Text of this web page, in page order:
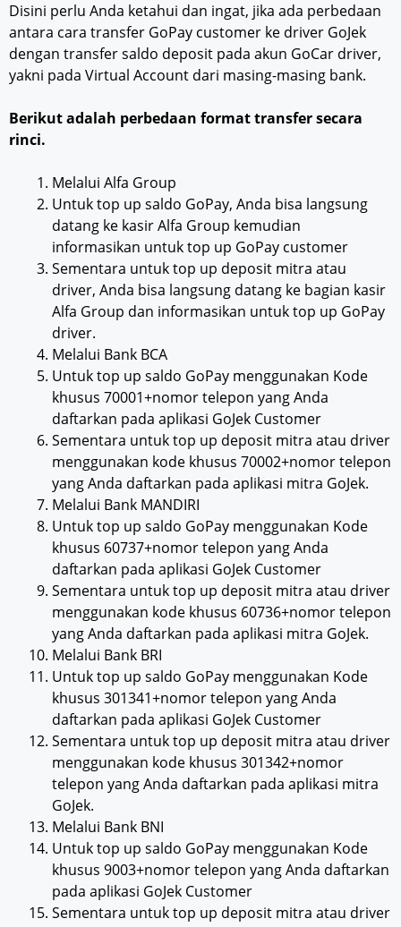
Disini perlu Anda ketahui dan ingat, jika ada perbedaan
antara cara transfer GoPay customer ke driver GoJek
dengan transfer saldo deposit pada akun GoCar driver,
yakni pada Virtual Account dari masing-masing bank.
Berikut adalah perbedaan format transfer secara
rinci.
Melalui Alfa Group
Untuk top up saldo GoPay, Anda bisa langsung
datang ke kasir Alfa Group kemudian
informasikan untuk top up GoPay customer
Sementara untuk top up deposit mitra atau
driver, Anda bisa langsung datang ke bagian kasir
Alfa Group dan informasikan untuk top up GoPay
driver.
Melalui Bank BCA
Untuk top up saldo GoPay menggunakan Kode
khusus 70001+nomor telepon yang Anda
daftarkan pada aplikasi GoJek Customer
Sementara untuk top up deposit mitra atau driver
menggunakan kode khusus 70002+nomor telepon
yang Anda daftarkan pada aplikasi mitra GoJek.
Melalui Bank MANDIRI
Untuk top up saldo GoPay menggunakan Kode
khusus 60737+nomor telepon yang Anda
daftarkan pada aplikasi GoJek Customer
Sementara untuk top up deposit mitra atau driver
menggunakan kode khusus 60736+nomor telepon
yang Anda daftarkan pada aplikasi mitra GoJek.
Melalui Bank BRI
Untuk top up saldo GoPay menggunakan Kode
khusus 301341+nomor telepon yang Anda
daftarkan pada aplikasi GoJek Customer
Sementara untuk top up deposit mitra atau driver
menggunakan kode khusus 301342+nomor
telepon yang Anda daftarkan pada aplikasi mitra
GoJek.
Melalui Bank BNI
Untuk top up saldo GoPay menggunakan Kode
khusus 9003+nomor telepon yang Anda daftarkan
pada aplikasi GoJek Customer
Sementara untuk top up deposit mitra atau driver